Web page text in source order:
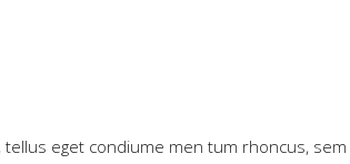
eget condiume men tum rhoncus, sem